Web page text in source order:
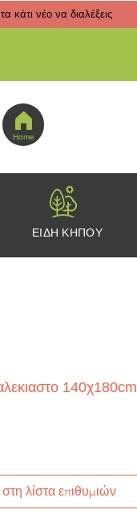
νέο να διαλέξεις
Home
ΕΙΔΗ ΚΗΠΟΥ
140χ180cm
λίστα επιθυμιών